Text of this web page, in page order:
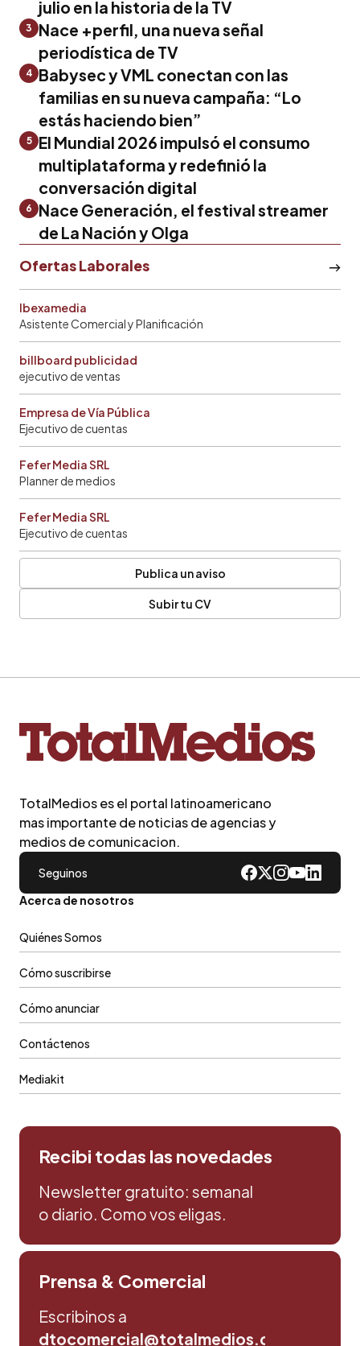
julio en la historia de la TV
3
Nace +perfil, una nueva señal
periodística de TV
4 Babysec y VML conectan con las
familias en su nueva campaña: “Lo
estás haciendo bien”
5
El Mundial 2026 impulsó el consumo
multiplataforma y redefinió la
conversación digital
6
Nace Generación, el festival streamer
de La Nación y Olga
Ofertas Laborales
Ibexamedia
Asistente Comercial y Planificación
billboard publicidad
ejecutivo de ventas
Empresa de Vía Pública
Ejecutivo de cuentas
Fefer Media SRL
Planner de medios
Fefer Media SRL
Ejecutivo de cuentas
Publica un aviso
Subir tu CV
TotalMedios es el portal latinoamericano
mas importante de noticias de agencias y
medios de comunicacion.
Seguinos
Acerca de nosotros
Quiénes Somos
Cómo suscribirse
Cómo anunciar
Contáctenos
Mediakit
Recibi todas las novedades
Newsletter gratuito: semanal
o diario. Como vos eligas.
Prensa & Comercial
Escribinos a
dtocomercial@totalmedios.com